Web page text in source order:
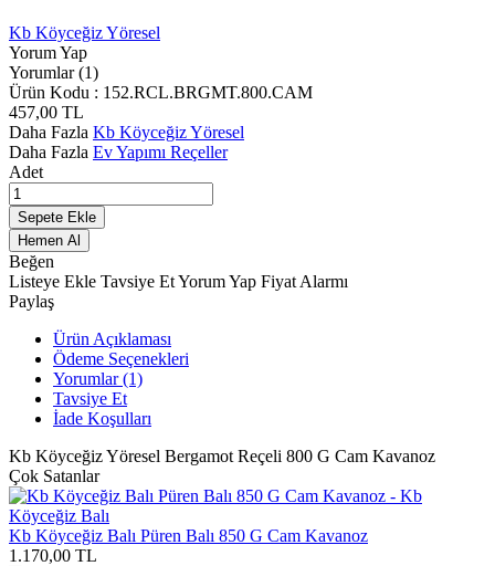
Kb Köyceğiz Yöresel
Yorum Yap
Yorumlar (1)
Ürün Kodu : 152.RCL.BRGMT.800.CAM
457,00 TL
Daha Fazla Kb Köyceğiz Yöresel
Daha Fazla Ev Yapımı Reçeller
Adet
Sepete Ekle
Hemen Al
Beğen
Listeye Ekle Tavsiye EtYorum Yap Fiyat Alarmı
Paylaş
Ürün Açıklaması
Ödeme Seçenekleri
Yorumlar (1)
Tavsiye Et
İade Koşulları
Kb Köyceğiz Yöresel Bergamot Reçeli 800 G Cam Kavanoz
Çok Satanlar
Kb Köyceğiz Balı Püren Balı 850 G Cam Kavanoz
1.170,00 TL